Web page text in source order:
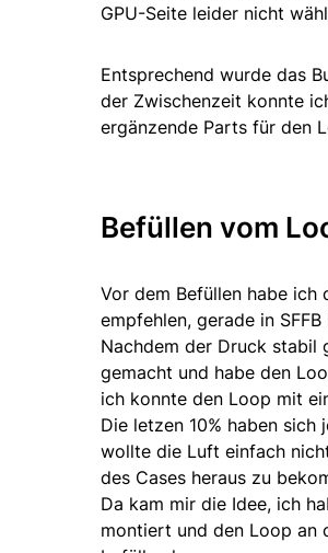
GPU-Seite leider nicht
Entsprechend wurde das
der Zwischenzeit konnte
ergänzende Parts für den
Befüllen vom
Vor dem Befüllen habe ich
empfehlen, gerade in
Nachdem der Druck stabil
gemacht und habe den
ich konnte den Loop mit
Die letzen 10% haben
wollte die Luft einfach
des Cases heraus zu
Da kam mir die Idee, ich
montiert und den Loop an